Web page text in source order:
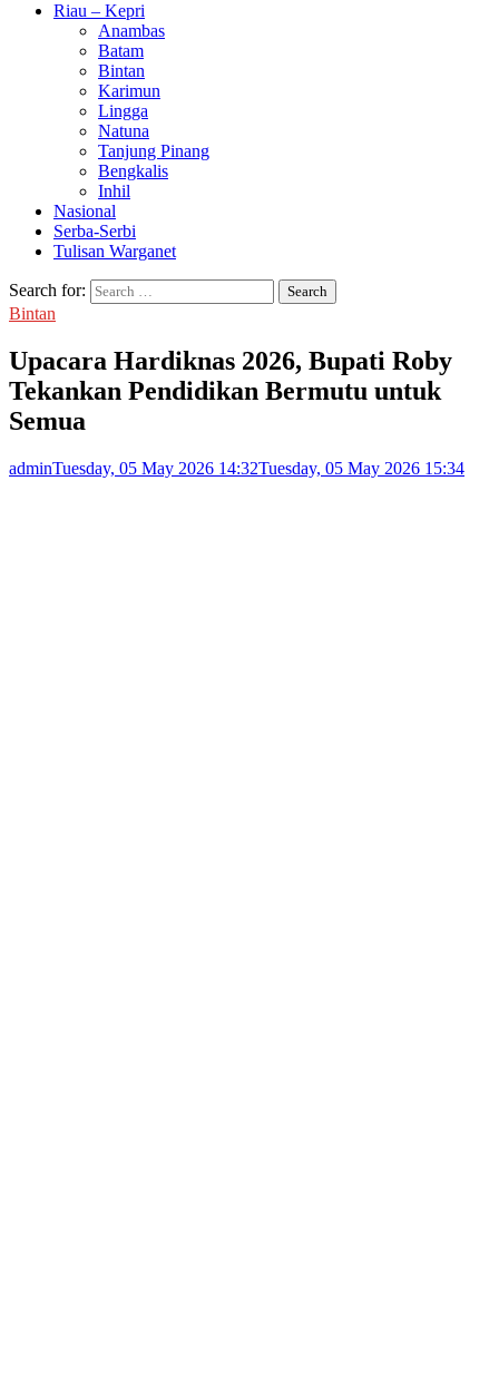
Riau – Kepri
Anambas
Batam
Bintan
Karimun
Lingga
Natuna
Tanjung Pinang
Bengkalis
Inhil
Nasional
Serba-Serbi
Tulisan Warganet
Search for:
Bintan
Upacara Hardiknas 2026, Bupati Roby
Tekankan Pendidikan Bermutu untuk
Semua
adminTuesday, 05 May 2026 14:32Tuesday, 05 May 2026 15:34